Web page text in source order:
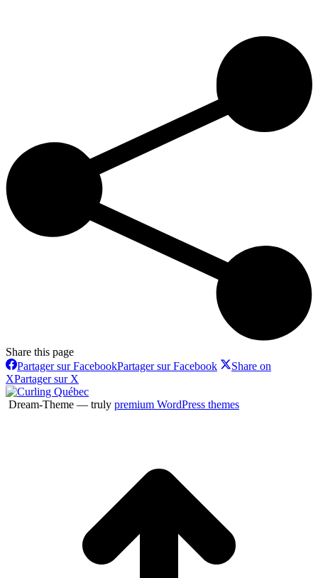
Share this page
Partager sur FacebookPartager sur Facebook
Share on
XPartager sur X
Dream-Theme — truly premium WordPress themes